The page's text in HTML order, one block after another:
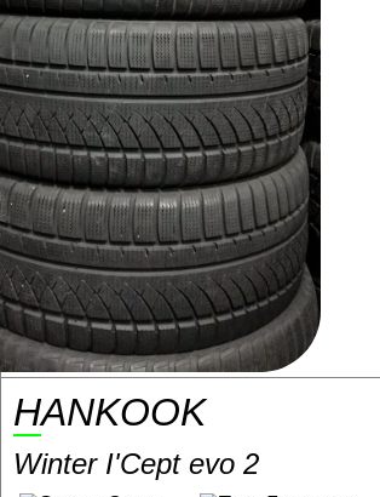
HANKOOK
Winter I'Cept evo 2